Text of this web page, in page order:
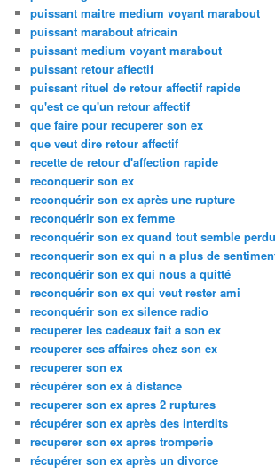
puissant maitre medium voyant marabout
puissant marabout africain
puissant medium voyant marabout
puissant retour affectif
puissant rituel de retour affectif rapide
qu'est ce qu'un retour affectif
que faire pour recuperer son ex
que veut dire retour affectif
recette de retour d'affection rapide
reconquerir son ex
reconquérir son ex après une rupture
reconquérir son ex femme
reconquérir son ex quand tout semble perdu
reconquerir son ex qui n a plus de
reconquérir son ex qui nous a quitté
reconquérir son ex qui veut rester ami
reconquérir son ex silence radio
recuperer les cadeaux fait a son ex
recuperer ses affaires chez son ex
recuperer son ex
récupérer son ex à distance
recuperer son ex apres 2 ruptures
récupérer son ex après des interdits
recuperer son ex apres tromperie
récupérer son ex après un divorce